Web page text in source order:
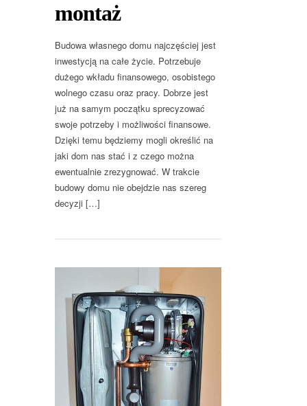
montaż
Budowa własnego domu najczęściej jest
inwestycją na całe życie. Potrzebuje
dużego wkładu finansowego, osobistego
wolnego czasu oraz pracy. Dobrze jest
już na samym początku sprecyzować
swoje potrzeby i możliwości finansowe.
Dzięki temu będziemy mogli określić na
jaki dom nas stać i z czego można
ewentualnie zrezygnować. W trakcie
budowy domu nie obejdzie nas szereg
decyzji […]